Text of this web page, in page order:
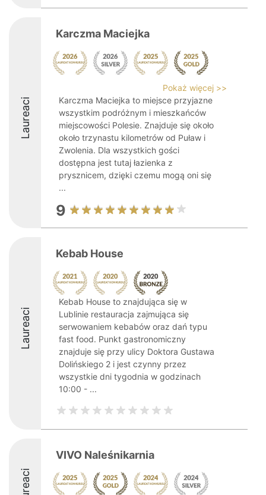
Laureaci
Karczma Maciejka
Pokaż więcej >>
Karczma Maciejka to miejsce przyjazne
wszystkim podróżnym i mieszkańców
miejscowości Polesie. Znajduje się około
około trzynastu kilometrów od Puław i
Zwolenia. Dla wszystkich gości
dostępna jest tutaj łazienka z
prysznicem, dzięki czemu mogą oni się
...
9
Laureaci
Kebab House
Kebab House to znajdująca się w
Lublinie restauracja zajmująca się
serwowaniem kebabów oraz dań typu
fast food. Punkt gastronomiczny
znajduje się przy ulicy Doktora Gustawa
Dolińskiego 2 i jest czynny przez
wszystkie dni tygodnia w godzinach
10:00 - ...
VIVO Naleśnikarnia